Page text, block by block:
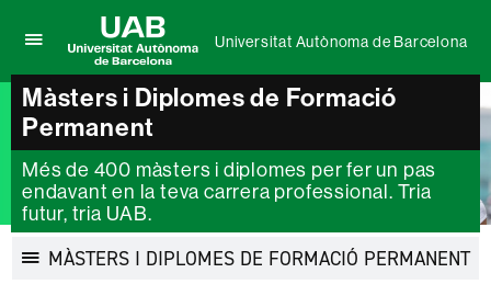
per
desplegar
el
de
Universitat
Autònoma
de
Barcelona
UAB
Universitat
de
Barcelona
Universitat Autònoma de Barcelona
Màsters i Diplomes de Formació
Permanent
Més de 400 màsters i diplomes per fer un pas
endavant en la teva carrera professional. Tria
futur, tria UAB.
MÀSTERS I DIPLOMES DE FORMACIÓ PERMANENT